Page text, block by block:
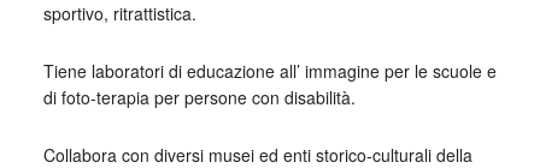
sportivo, ritrattistica.
Tiene laboratori di educazione all’ immagine per le scuole e
di foto-terapia per persone con disabilità.
Collabora con diversi musei ed enti storico-culturali della